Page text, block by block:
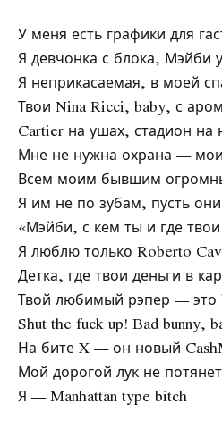
У меня есть графики для
Я девчонка с блока, Мэйби
Я неприкасаемая, в моей
Твои Nina Ricci, baby, с
Cartier на ушах, стадион на
Мне не нужна охрана —
Всем моим бывшим
Я им не по зубам, пусть
«Мэйби, с кем ты и где
Я люблю только Roberto
Детка, где твои деньги в
Твой любимый рэпер — это
Shut the fuck up! Bad bunny,
На бите X — он новый
Мой дорогой лук не
Я — Manhattan type bitch